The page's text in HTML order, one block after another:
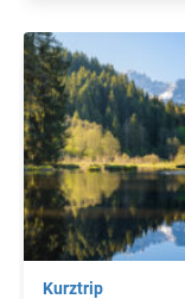
Kurztrip